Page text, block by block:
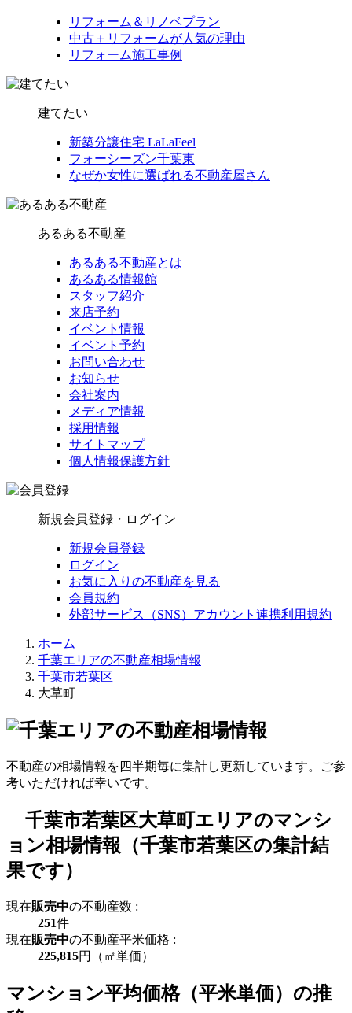
リフォーム＆リノベプラン
中古＋リフォームが人気の理由
リフォーム施工事例
建てたい
新築分譲住宅 LaLaFeel
フォーシーズン千葉東
なぜか女性に選ばれる不動産屋さん
あるある不動産
あるある不動産とは
あるある情報館
スタッフ紹介
来店予約
イベント情報
イベント予約
お問い合わせ
お知らせ
会社案内
メディア情報
採用情報
サイトマップ
個人情報保護方針
新規会員登録・ログイン
新規会員登録
ログイン
お気に入りの不動産を見る
会員規約
外部サービス（SNS）アカウント連携利用規約
ホーム
千葉エリアの不動産相場情報
千葉市若葉区
大草町
不動産の相場情報を四半期毎に集計し更新しています。ご参
考いただければ幸いです。
千葉市若葉区大草町エリアのマンシ
ョン相場情報（千葉市若葉区の集計結
果です）
現在販売中の不動産数 :
251件
現在販売中の不動産平米価格 :
225,815円（㎡単価）
マンション平均価格（平米単価）の推